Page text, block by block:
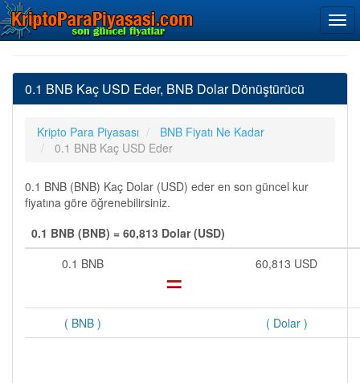
0.1 BNB Kaç USD Eder, BNB Dolar Dönüştürücü
Kripto Para Piyasası
BNB Fiyatı Ne Kadar
0.1 BNB Kaç USD Eder
0.1 BNB (BNB) Kaç Dolar (USD) eder en son güncel kur
fiyatına göre öğrenebilirsiniz.
0.1 BNB (BNB) = 60,813 Dolar (USD)
0.1 BNB
= 60,813 USD
( BNB ) ( Dolar )